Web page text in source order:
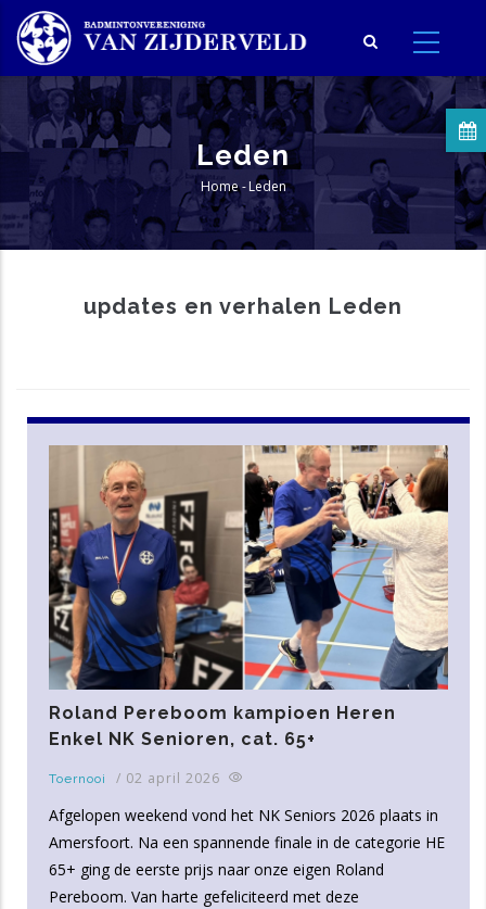
Overslaan
en
naar
inhoud
gaan
Leden
Kruimelpad
Home - Leden
updates en verhalen Leden
Roland Pereboom kampioen Heren
Enkel NK Senioren, cat. 65+
Toernooi / 02 april 2026
Afgelopen weekend vond het NK Seniors 2026 plaats in
Amersfoort. Na een spannende finale in de categorie HE
65+ ging de eerste prijs naar onze eigen Roland
Pereboom. Van harte gefeliciteerd met deze